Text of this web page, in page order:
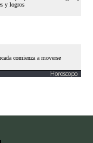
Horoscopo